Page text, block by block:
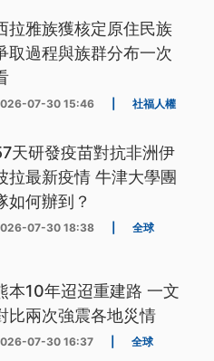
拉雅族獲核定原住民族
取過程與族群分布一次
07-30 15:46 社福人權
天研發疫苗對抗非洲伊
拉最新疫情 牛津大學團
如何辦到？
07-30 18:38 全球
本10年迢迢重建路 一文
比兩次強震各地災情
07-30 16:37 全球